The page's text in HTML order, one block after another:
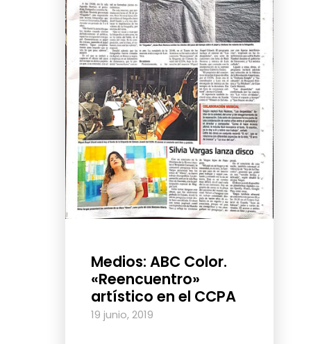
Medios: ABC Color.
«Reencuentro»
artístico en el CCPA
19 junio, 2019